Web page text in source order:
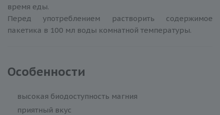
время еды.
Перед употреблением растворить содержимое
пакетика в 100 мл воды комнатной температуры.
Особенности
высокая биодоступность магния
приятный вкус